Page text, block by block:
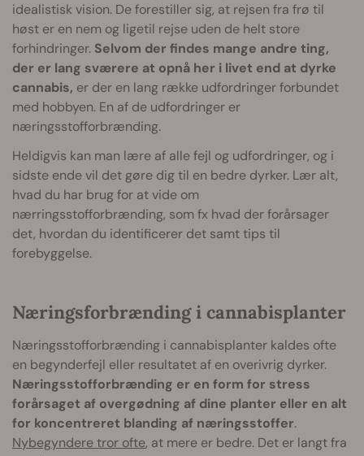
idealistisk vision. De forestiller sig, at rejsen fra frø til
høst er en nem og ligetil rejse uden de helt store
forhindringer. Selvom der findes mange andre ting,
der er lang sværere at opnå her i livet end at dyrke
cannabis, er der en lang række udfordringer forbundet
med hobbyen. En af de udfordringer er
næringsstofforbrænding.
Heldigvis kan man lære af alle fejl og udfordringer, og i
sidste ende vil det gøre dig til en bedre dyrker. Lær alt,
hvad du har brug for at vide om
nærringsstofforbrænding, som fx hvad der forårsager
det, hvordan du identificerer det samt tips til
forebyggelse.
Næringsforbrænding i cannabisplanter
Næringsstofforbrænding i cannabisplanter kaldes ofte
en begynderfejl eller resultatet af en overivrig dyrker.
Næringsstofforbrænding er en form for stress
forårsaget af overgødning af dine planter eller en alt
for koncentreret blanding af næringsstoffer.
Nybegyndere tror ofte, at mere er bedre. Det er langt fra